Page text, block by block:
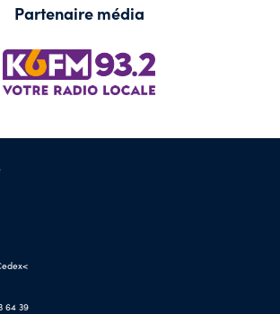
Partenaire média
64 39